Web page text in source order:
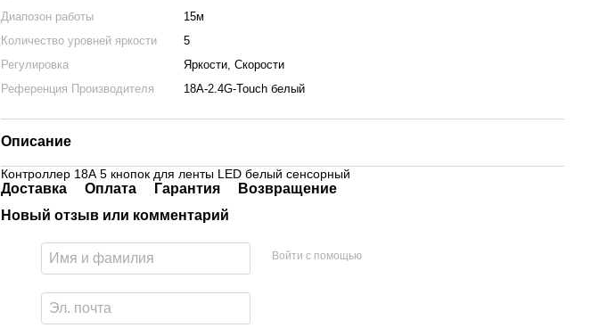
Диапозон работы
15м
Количество уровней яркости
5
Регулировка
Яркости, Скорости
Референция Производителя
18А-2.4G-Touch белый
Описание
Контроллер 18А 5 кнопок для ленты LED белый сенсорный
Доставка Оплата Гарантия
Возвращение
Новый отзыв или комментарий
Войти с помощью